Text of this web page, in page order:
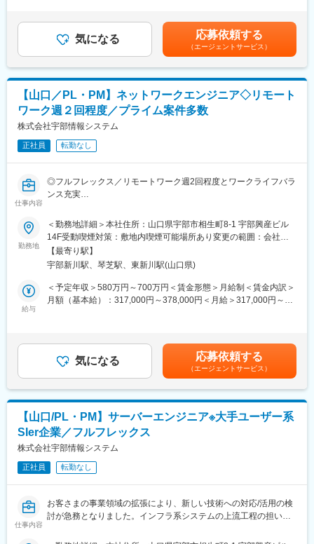
が目指せます。
全国で年間100名以上の方が正社員化されております。
■目標設定
ノルマはなく「販売実績やお客様満足度」に関する目標を設定い
たします。
販売目標は、チームとしての目標値が各クルーに分配される仕組
みのため、チームで協力し合い達成していく文化がございます。
その他、定性観点でも詳細に目標設定を行うため、ご自身が日々
業務で意識することを明確に定め、やりがいや達成感をもって働
ける環境です。
シフト制のため、毎月シフト提出時に希望をご提示していただけ
れば、比較的通りやすい環境です。（土日祝出社必須）
変更の範囲：会社の定める業務
大手銀行・大手企業や官公庁など取引多数です。親会社の案件だ
けでなく一般の受託開発も行っており、一貫体制で対応している
年単位の長期プロジェクトがほとんどです。
当いただくことはない為ご安心ください。
■組織構成：山口営業所では、約50名のSEが活躍しています。中
途入社の転職理由として、残業を減らしたい方が多いです。
当社は残業月20H程度でプライベートと両立可能、働きやすい環
境が整っています。
■組織風土◎
・年に1度全社員でのキックオフがあります。技術コンペなども開
催しています。
・エンジニア気質の人が多く、真面目に業務に取り組む方が多い
です。世話好きな社員も多く、新入社員の面倒見が良かったり雰
・社内研修／階層別研修を活発に行っています。全社員向けとな
っている為、コミュニケーションの場にもなっています。
・社員アンケート／年1度社員アンケートを実施。業務上の悩みや
改善希望など自由に意見が出せます。それにより規定を変更した
■当社の特徴：
2010年からTISインテックグループの一員となり、グループが所
変更の範囲：会社の定める業務
月）※過去実績4.5ヶ月分賃金はあくまでも目安の金額であり、選
考を通じて上下する可能性があります。月給(月額)は固定手当を含
めた表記です。
気になる 応募依頼する
（エージェントサービス）
【山口／PL・PM】ネットワークエンジニア◇リモート
ワーク週２回程度／プライム案件多数
株式会社宇部情報システム
正社員 転勤なし
仕事内容
◎フルフレックス／リモートワーク週2回程度とワークライフバラ
ンス充実
策定して実行することができます。プロジェクトマネジメント業
務から、後輩への指導・業務改善提案等、チーム力の底上げへの
貢献を期待いたします。
PL/PM業務やお客さまとの折衝業務等でご活躍されたのちに、志
向や組織体制に応じて、専門技術力に特化したスペシャリスト
か、マネジャーとして組織運営をするキャリアが選択できます。
■募集背景：
■業務内容：
企業ネットワーク(LAN、WAN、SD-WAN、無線LAN、クラウド)
に関わる新規導入・既存環境更改の設計構築と、既存運用環境に
お客さま・ベンダー・メーカーや、サーバ・セキュリティエンジ
ニア等社内のエンジニアとコミュニケーションを取り関係性を築
きながら、上流から下流まで一気通貫で携わることができます。
プライム案件がほとんどですので、お客さまへの提案スキルも身
につきます。
■部署で使用している言語、環境・ツール：
通信機器(スイッチ・ルータ・SDN・VPN・無線クラウドコントロ
ーラ/AP・ファイアウォール・IPSなど、クラウド用仮想アプライ
アンス含む)
勤務地
＜勤務地詳細＞本社住所：山口県宇部市相生町8-1 宇部興産ビル
14F受動喫煙対策：敷地内喫煙可能場所あり変更の範囲：会社の
定める事業所
【最寄り駅】
宇部新川駅、琴芝駅、東新川駅(山口県)
給与
＜予定年収＞580万円～700万円＜賃金形態＞月給制＜賃金内訳＞
月額（基本給）：317,000円～378,000円＜月給＞317,000円～
ん.※具体的には前職での経験・能力に基づき決定します。賃金は
あくまでも目安の金額であり、選考を通じて上下する可能性があ
ります。月給(月額)は固定手当を含めた表記です。
気になる 応募依頼する
（エージェントサービス）
【山口/PL・PM】サーバーエンジニア※大手ユーザー系
SIer企業／フルフレックス
株式会社宇部情報システム
正社員 転勤なし
仕事内容
お客さまの事業領域の拡張により、新しい技術への対応/活用の検
討が急務となりました。インフラ系システムの上流工程の担い手
ていただけることを期待します。また、これまでに培われた知識